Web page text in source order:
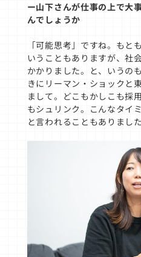
ー山下さんが仕事の上で大
んでしょうか
「可能思考」ですね。もと
いうこともありますが、社
かかりました。と、いうの
きにリーマン・ショックと
まして。どこもかしこも採
もシュリンク。こんなタイ
と言われることもありました